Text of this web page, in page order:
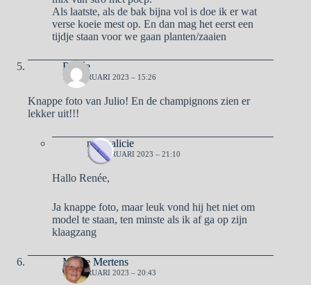
Als laatste, als de bak bijna vol is doe ik er wat
verse koeie mest op. En dan mag het eerst een
tijdje staan voor we gaan planten/zaaien
Renée
13 FEBRUARI 2023 – 15:26
Knappe foto van Julio! En de champignons zien er
lekker uit!!!
naargalicie
13 FEBRUARI 2023 – 21:10
Hallo Renée,
Ja knappe foto, maar leuk vond hij het niet om
model te staan, ten minste als ik af ga op zijn
klaagzang
Mieke Mertens
13 FEBRUARI 2023 – 20:43